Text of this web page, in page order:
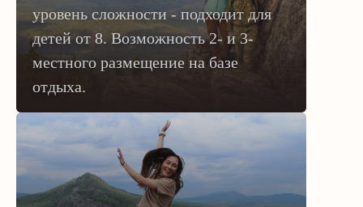
уровень сложности - подходит для
детей от 8.Возможность 2- и 3-
местного размещение на базе
отдыха.